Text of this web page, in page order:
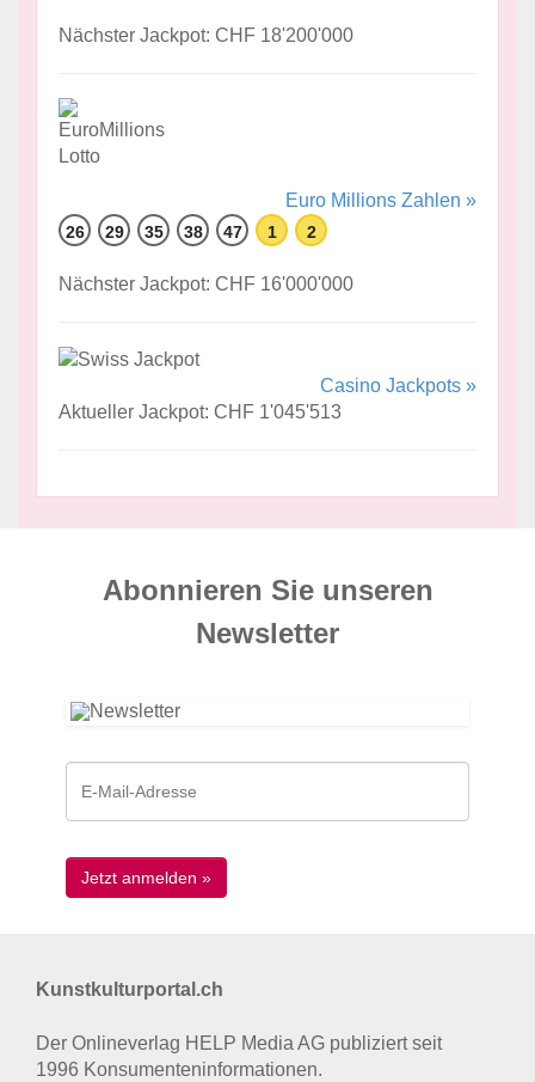
Nächster Jackpot: CHF 18'200'000
Euro Millions Zahlen »
26 29 35 38 47 1 2
Nächster Jackpot: CHF 16'000'000
Casino Jackpots »
Aktueller Jackpot: CHF 1'045'513
Abonnieren Sie unseren
News­letter
Kunstkulturportal.ch
Der Onlineverlag HELP Media AG publiziert seit
1996 Konsumenten­informationen.